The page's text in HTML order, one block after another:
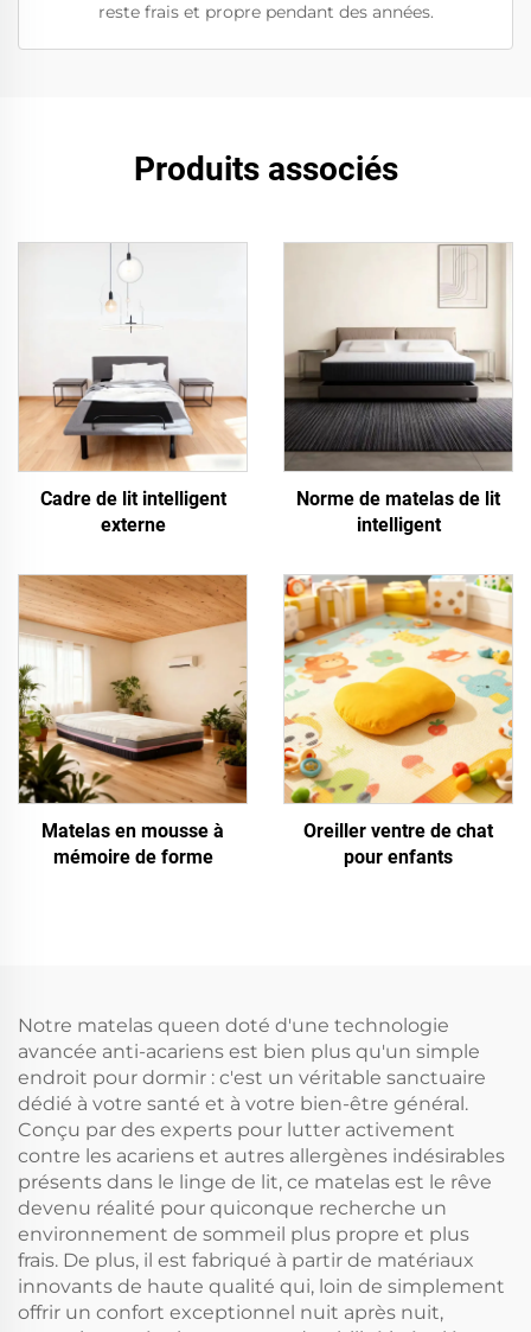
reste frais et propre pendant des années.
Produits associés
Cadre de lit intelligent
externe
Norme de matelas de lit
intelligent
Matelas en mousse à
mémoire de forme
Oreiller ventre de chat
pour enfants
Notre matelas queen doté d'une technologie
avancée anti-acariens est bien plus qu'un simple
endroit pour dormir : c'est un véritable sanctuaire
dédié à votre santé et à votre bien-être général.
Conçu par des experts pour lutter activement
contre les acariens et autres allergènes indésirables
présents dans le linge de lit, ce matelas est le rêve
devenu réalité pour quiconque recherche un
environnement de sommeil plus propre et plus
frais. De plus, il est fabriqué à partir de matériaux
innovants de haute qualité qui, loin de simplement
offrir un confort exceptionnel nuit après nuit,